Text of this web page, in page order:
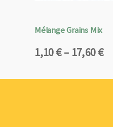
Mélange Grains Mix
1,10€– 17,60€
Plage
prix :